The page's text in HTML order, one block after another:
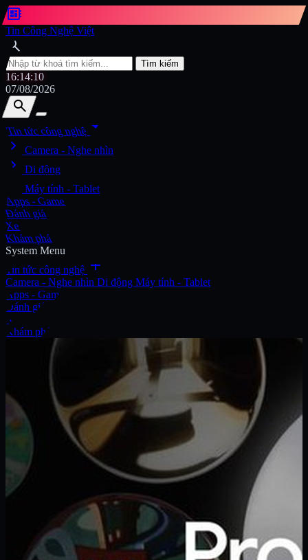
developer_board
Tin Công Nghệ Việt
search
Tìm kiếm
16:14:11
07/08/2026
search
search
Tin tức công nghệarrow_drop_down
chevron_right
Camera - Nghe nhìn
chevron_right Di động
Máy tính - Tablet
Apps - Game
Đánh giá
Xe
Khám phá
System Menu
Tin tức công nghệ add
Camera - Nghe nhìn Di động Máy tính - Tablet
Apps - Game
Đánh giá
Xe
Khám phá